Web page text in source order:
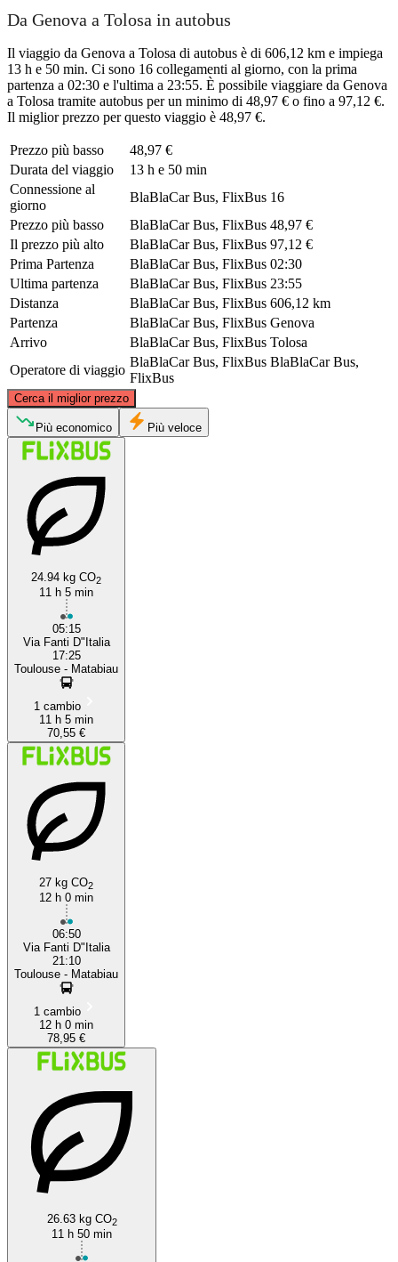
Da Genova a Tolosa in autobus
Il viaggio da Genova a Tolosa di autobus è di 606,12 km e impiega
13 h e 50 min. Ci sono 16 collegamenti al giorno, con la prima
partenza a 02:30 e l'ultima a 23:55. È possibile viaggiare da Genova
a Tolosa tramite autobus per un minimo di 48,97 € o fino a 97,12 €.
Il miglior prezzo per questo viaggio è 48,97 €.
Prezzo più basso
48,97 €
Durata del viaggio
13 h e 50 min
Connessione al
giorno
BlaBlaCar Bus, FlixBus 16
Prezzo più basso
BlaBlaCar Bus, FlixBus 48,97 €
Il prezzo più alto
BlaBlaCar Bus, FlixBus 97,12 €
Prima Partenza
BlaBlaCar Bus, FlixBus 02:30
Ultima partenza
BlaBlaCar Bus, FlixBus 23:55
Distanza
BlaBlaCar Bus, FlixBus 606,12 km
Partenza
BlaBlaCar Bus, FlixBus Genova
Arrivo
BlaBlaCar Bus, FlixBus Tolosa
Operatore di viaggio
BlaBlaCar Bus, FlixBus BlaBlaCar Bus,
FlixBus
Cerca il miglior prezzo
Toulouse
Più economico Più veloce
24.94 kg CO2
11 h 5 min
05:15
Via Fanti D"Italia
17:25
Toulouse - Matabiau
1 cambio
11 h 5 min
70,55 €
27 kg CO2
12 h 0 min
06:50
Via Fanti D"Italia
21:10
Toulouse - Matabiau
1 cambio
12 h 0 min
78,95 €
26.63 kg CO2
11 h 50 min